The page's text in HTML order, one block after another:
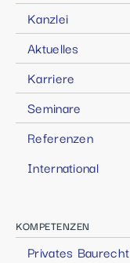
Kanzlei
Aktuelles
Karriere
Seminare
Referenzen
International
KOMPETENZEN
Privates Baurecht